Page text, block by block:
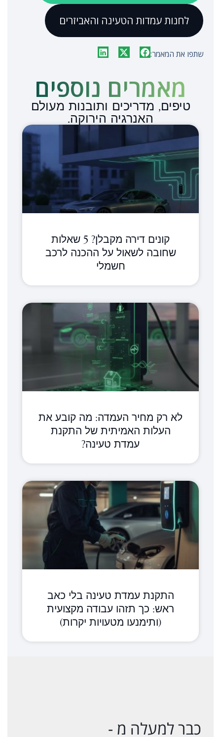
לחנות עמדות הטעינה והאביזרים
שתפו את המאמר:
מאמרים נוספים​
טיפים, מדריכים ותובנות מעולם
האנרגיה הירוקה.
קונים דירה מקבלן? 5 שאלות
שחובה לשאול על ההכנה לרכב
חשמלי
לא רק מחיר העמדה: מה קובע את
העלות האמיתית של התקנת
עמדת טעינה?
התקנת עמדת טעינה בלי כאב
ראש: כך תזהו עבודה מקצועית
(ותימנעו מטעויות יקרות)
כבר למעלה מ -